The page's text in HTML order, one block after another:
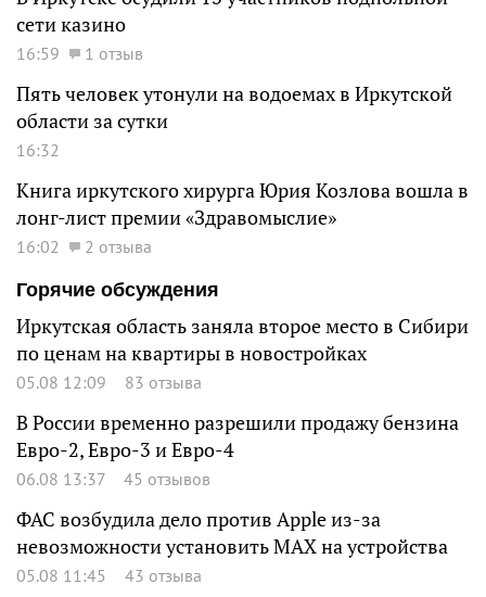
сети казино
16:59 1 отзыв
Пять человек утонули на водоемах в Иркутской
области за сутки
16:32
Книга иркутского хирурга Юрия Козлова вошла в
лонг-лист премии «Здравомыслие»
16:02
2 отзыва
Горячие обсуждения
Иркутская область заняла второе место в Сибири
по ценам на квартиры в новостройках
05.08 12:09 83 отзыва
В России временно разрешили продажу бензина
Евро-2, Евро-3 и Евро-4
06.08 13:37 45 отзывов
ФАС возбудила дело против Apple из-за
невозможности установить MAX на устройства
05.08 11:45 43 отзыва